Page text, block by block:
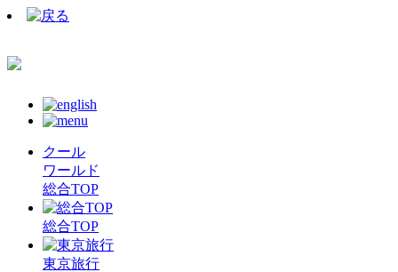
クール
ワールド
総合TOP
総合TOP
東京旅行